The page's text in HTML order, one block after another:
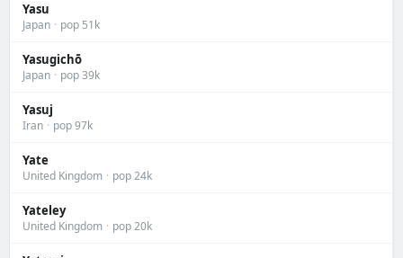
Yasu
Japan · pop 51k
Yasugichō
Japan · pop 39k
Yasuj
Iran · pop 97k
Yate
United Kingdom · pop 24k
Yateley
United Kingdom · pop 20k